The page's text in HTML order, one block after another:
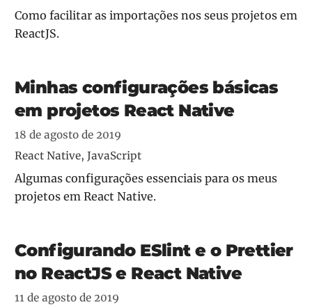
Como facilitar as importações nos seus projetos em
ReactJS.
Minhas configurações básicas
em projetos React Native
18 de agosto de 2019
React Native, JavaScript
Algumas configurações essenciais para os meus
projetos em React Native.
Configurando ESlint e o Prettier
no ReactJS e React Native
11 de agosto de 2019